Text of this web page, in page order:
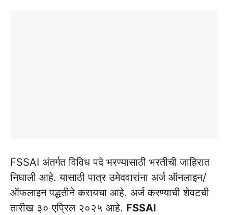
FSSAI अंतर्गत विविध पदे भरण्यासाठी भरतीची जाहिरात
निघाली आहे. यासाठी पात्र उमेदवारांना अर्ज ऑनलाइन/
ऑफलाइन पद्धतीने करायचा आहे. अर्ज करण्याची शेवटची
तारीख ३० एप्रिल २०२५ आहे. FSSAI